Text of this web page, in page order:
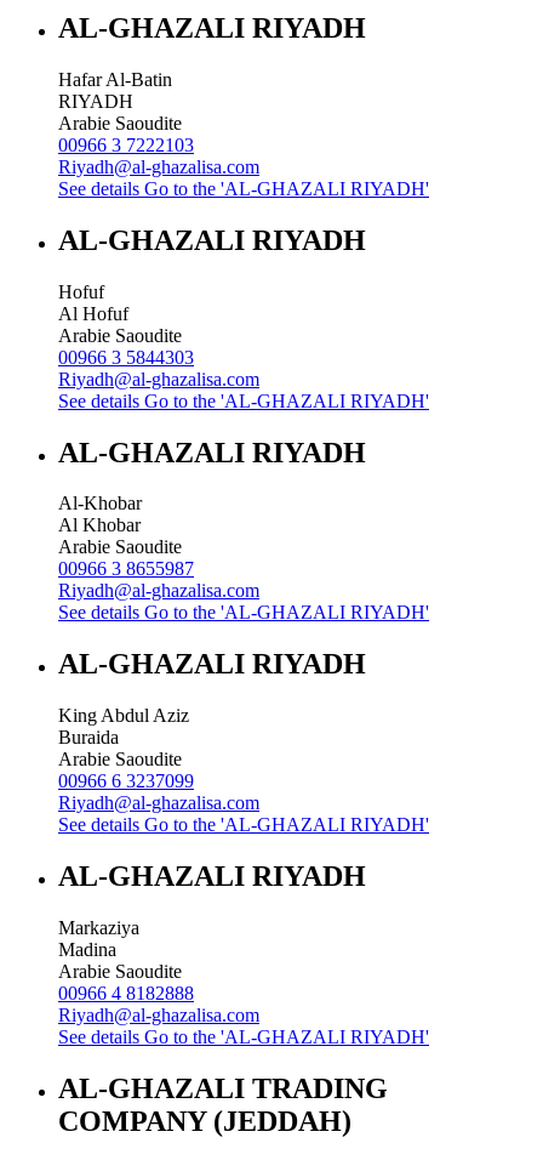
AL-GHAZALI RIYADH
Hafar Al-Batin
RIYADH
Arabie Saoudite
00966 3 7222103
Riyadh@al-ghazalisa.com
See details Go to the 'AL-GHAZALI RIYADH'
AL-GHAZALI RIYADH
Hofuf
Al Hofuf
Arabie Saoudite
00966 3 5844303
Riyadh@al-ghazalisa.com
See details Go to the 'AL-GHAZALI RIYADH'
AL-GHAZALI RIYADH
Al-Khobar
Al Khobar
Arabie Saoudite
00966 3 8655987
Riyadh@al-ghazalisa.com
See details Go to the 'AL-GHAZALI RIYADH'
AL-GHAZALI RIYADH
King Abdul Aziz
Buraida
Arabie Saoudite
00966 6 3237099
Riyadh@al-ghazalisa.com
See details Go to the 'AL-GHAZALI RIYADH'
AL-GHAZALI RIYADH
Markaziya
Madina
Arabie Saoudite
00966 4 8182888
Riyadh@al-ghazalisa.com
See details Go to the 'AL-GHAZALI RIYADH'
AL-GHAZALI TRADING
COMPANY (JEDDAH)